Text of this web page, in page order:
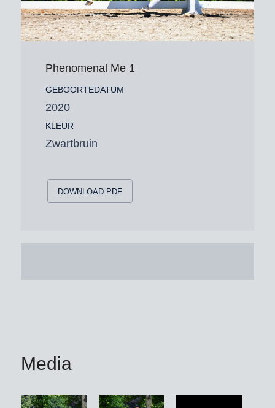
Phenomenal Me 1
GEBOORTEDATUM
2020
KLEUR
Zwartbruin
DOWNLOAD PDF
Media